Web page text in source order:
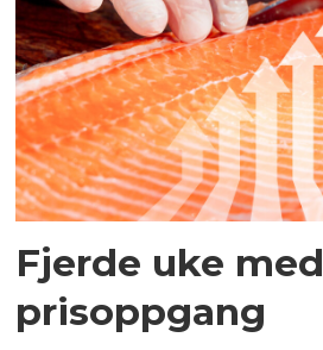
Fjerde uke med
prisoppgang